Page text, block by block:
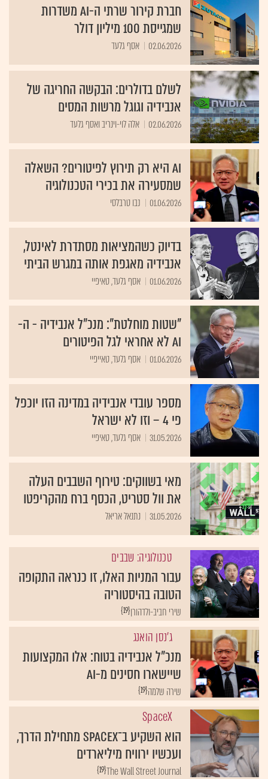
חברת קירור שרתי ה-AI משדרות
שמגייסת 100 מיליון דולר
02.06.2026 אסף גלעד
לשלם בדולרים: הבקשה החריגה של
אנבידיה וגוגל מרשות המסים
02.06.2026 אלה לוי-וינריב ואסף גלעד
AI היא רק תירוץ לפיטורים? השאלה
שמסעירה את בכירי הטכנולוגיה
01.06.2026 נבו טרבלסי
בדיוק כשהמציאות מסתדרת לאינטל,
אנבידיה מאגפת אותה במגרש הביתי
01.06.2026 אסף גלעד, טאיפיי
"שטות מוחלטת": מנכ"ל אנבידיה - ה-
AI לא אחראי לגל הפיטורים
01.06.2026 אסף גלעד, טאייפיי
מספר עובדי אנבידיה במדינה הזו יוכפל
פי 4 – וזו לא ישראל
31.05.2026 אסף גלעד, טאיפיי
מאי בשווקים: טירוף השבבים העלה
את וול סטריט, הכסף ברח מהקריפטו
31.05.2026 נתנאל אריאל
טכנולוגיה: שבבים
עבור המניות האלו, זו כנראה התקופה
הטובה בהיסטוריה
{19}שירי חביב-ולדהורן
ג'נסן הואנג
מנכ"ל אנבידיה בטוח: אלו המקצועות
שיישארו חסינים מ-AI
{19}שירה שלמה
SpaceX
הוא השקיע ב־SpaceX מתחילת הדרך,
ועכשיו ירוויח מיליארדים
{19}The Wall Street Journal